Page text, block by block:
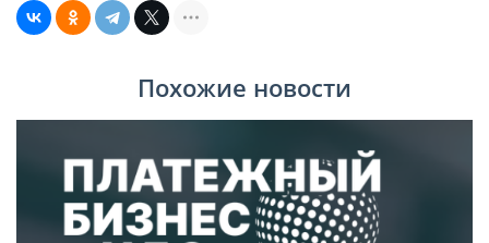
Похожие новости